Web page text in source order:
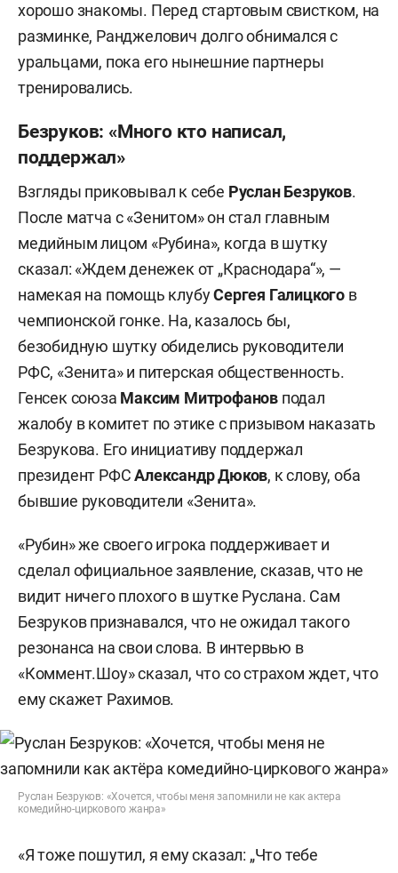
хорошо знакомы. Перед стартовым свистком, на
разминке, Ранджелович долго обнимался с
уральцами, пока его нынешние партнеры
тренировались.
Безруков: «Много кто написал,
поддержал»
Взгляды приковывал к себе Руслан Безруков.
После матча с «Зенитом» он стал главным
медийным лицом «Рубина», когда в шутку
сказал: «Ждем денежек от „Краснодара“», —
намекая на помощь клубуСергея Галицкого в
чемпионской гонке. На, казалось бы,
безобидную шутку обиделись руководители
РФС, «Зенита» и питерская общественность.
Генсек союза Максим Митрофанов подал
жалобу в комитет по этике с призывом наказать
Безрукова. Его инициативу поддержал
президент РФСАлександр Дюков, к слову, оба
бывшие руководители «Зенита».
«Рубин» же своего игрока поддерживает и
сделал официальное заявление, сказав, что не
видит ничего плохого в шутке Руслана. Сам
Безруков признавался, что не ожидал такого
резонанса на свои слова. В интервью в
«Коммент.Шоу» сказал, что со страхом ждет, что
ему скажет Рахимов.
Руслан Безруков: «Хочется, чтобы меня запомнили не как актера
комедийно-циркового жанра»
«Я тоже пошутил, я ему сказал: „Что тебе